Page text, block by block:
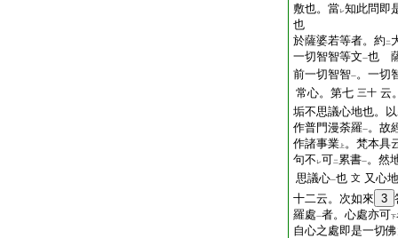
敷也。當レ知此問即
也
於薩婆若等者。約 二
一切智智等文一也
前一切智智一。一切
常心。第七 三十 云
垢不思議心地也。以
作普門漫荼羅一。故
作諸事業 上 。梵本具
句不 レ可二 累書一。然
思議心一也 文 又心
十二云。次如來 3
羅處一者。心處亦可下
自心之處即是一切